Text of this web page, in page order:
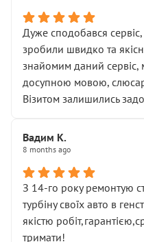
Дуже сподобався
зробили швидко та
знайомим даний сервіс,
досупною мовою,
Візитом залишились
Вадим К.
8 months ago
З 14-го року ремонтую
турбіну своїх авто в
якістю
тримати!